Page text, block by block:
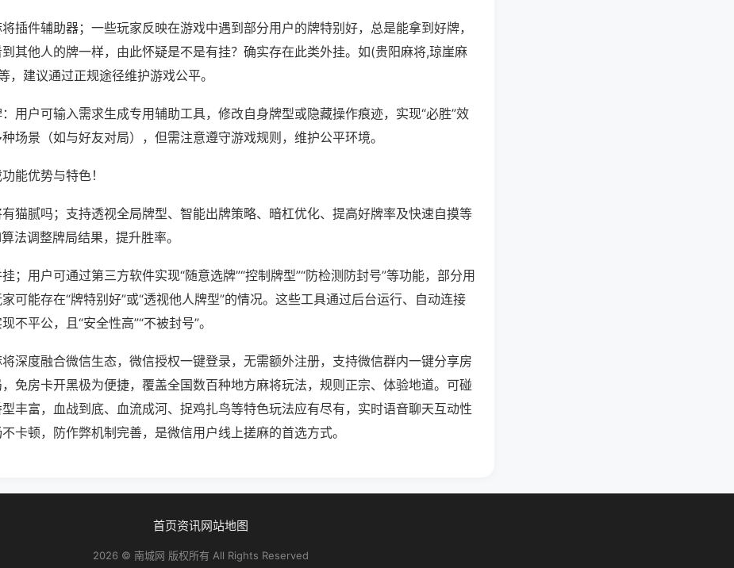
插件辅助器；一些玩家反映在游戏中遇到部分用户的牌特别好，总是能拿到好牌，
其他人的牌一样，由此怀疑是不是有挂？确实存在此类外挂。如(贵阳麻将,琼崖麻
，建议通过正规途径维护游戏公平。
用户可输入需求生成专用辅助工具，修改自身牌型或隐藏操作痕迹，实现“必胜”效
场景（如与好友对局），但需注意遵守游戏规则，维护公平环境。
能优势与特色！
猫腻吗；支持透视全局牌型、智能出牌策略、暗杠优化、提高好牌率及快速自摸等
法调整牌局结果，提升胜率。
；用户可通过第三方软件实现“随意选牌”“控制牌型”“防检测防封号”等功能，部分用
可能存在“牌特别好”或“透视他人牌型”的情况。这些工具通过后台运行、自动连接
不平公，且“安全性高”“不被封号”。
深度融合微信生态，微信授权一键登录，无需额外注册，支持微信群内一键分享房
免房卡开黑极为便捷，覆盖全国数百种地方麻将玩法，规则正宗、体验地道。可碰
丰富，血战到底、血流成河、捉鸡扎鸟等特色玩法应有尽有，实时语音聊天互动性
卡顿，防作弊机制完善，是微信用户线上搓麻的首选方式。
首页资讯网站地图
2026 © 南城网 版权所有 All Rights Reserved